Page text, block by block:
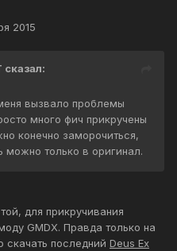
2015
вызвало проблемы
много фич прикручены
конечно заморочиться,
можно только в оригинал.
для прикручивания
GMDX. Правда только на
последний Deus Ex